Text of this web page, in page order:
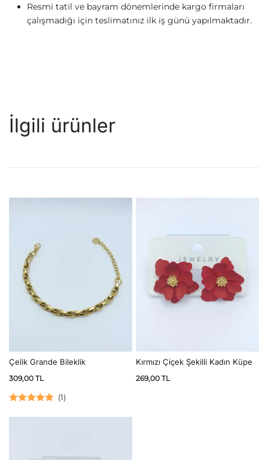
Resmi tatil ve bayram dönemlerinde kargo firmaları
çalışmadığı için teslimatınız ilk iş günü yapılmaktadır.
İlgili ürünler
Çelik Grande Bileklik
309,00 TL
(1)
Kırmızı Çiçek Şekilli Kadın Küpe
269,00 TL